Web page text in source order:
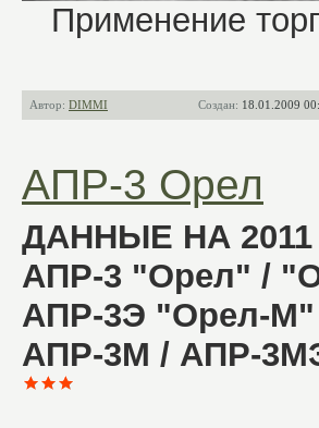
Применение
Автор: DIMMI Создан: 18.01.2009
АПР-3 Орел
ДАННЫЕ НА 2011
АПР-3 "Орел" /
АПР-3Э "Орел-М"
АПР-3М / АПР-